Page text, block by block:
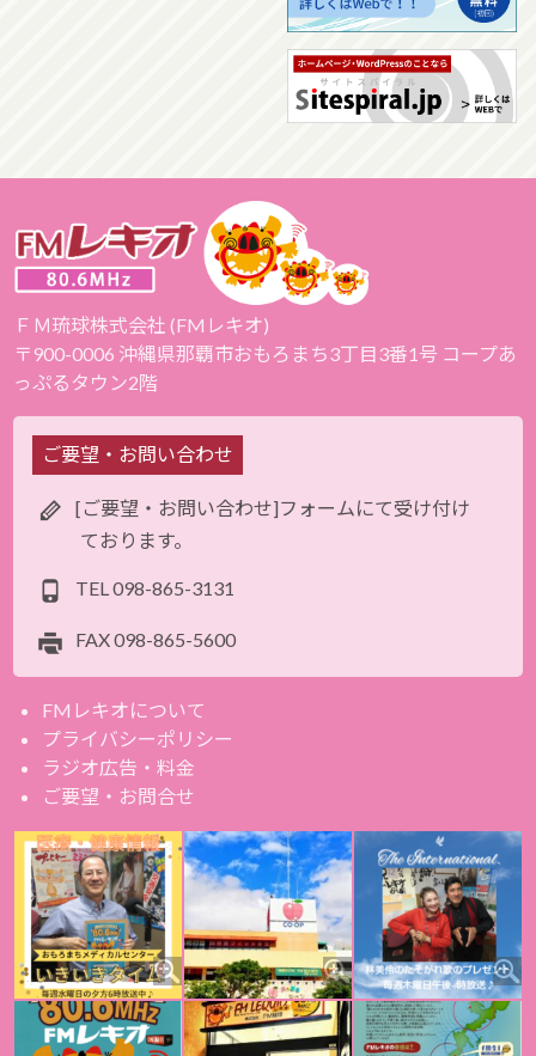
ＦＭ琉球株式会社 (FMレキオ)
〒900-0006 沖縄県那覇市おもろまち3丁目3番1号 コープあ
っぷるタウン2階
ご要望・お問い合わせ
[ご要望・お問い合わせ]フォームにて受け付け
ております。
TEL098-865-3131
FAX098-865-5600
FMレキオについて
プライバシーポリシー
ラジオ広告・料金
ご要望・お問合せ